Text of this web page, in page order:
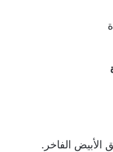
الأبيض الفاخر.